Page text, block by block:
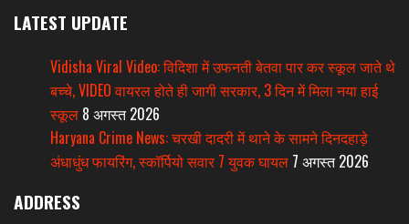
LATEST UPDATE
Vidisha Viral Video: विदिशा में उफनती बेतवा पार कर स्कूल जाते थे
बच्चे, VIDEO वायरल होते ही जागी सरकार, 3 दिन में मिला नया हाई
स्कूल 8 अगस्त 2026
Haryana Crime News: चरखी दादरी में थाने के सामने दिनदहाड़े
अंधाधुंध फायरिंग, स्कॉर्पियो सवार 7 युवक घायल 7 अगस्त 2026
ADDRESS